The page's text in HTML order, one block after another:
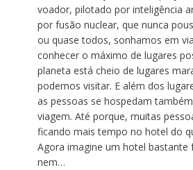
voador, pilotado por inteligência
por fusão nuclear, que nunca
ou quase todos, sonhamos em
conhecer o máximo de lugares
planeta está cheio de lugares
podemos visitar. E além dos
as pessoas se hospedam
viagem. Até porque, muitas
ficando mais tempo no hotel do
Agora imagine um hotel bastante
nem…